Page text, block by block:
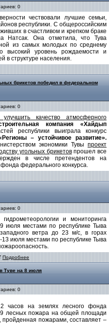
0
чествовали лучшие семьи,
республики. C общероссийским
в счастливом и крепком браке
Натсак. Она отметила, что Тува
из самых молодых по среднему
высокий уровень рождаемости и
в структуре населения.
брикетов победил в федеральном
0
улучшить качество атмосферного
компания «Хайдып
республики выиграла конкурс
– устойчивое развитие».
экономики Тувы проект
угольных брикетовпрошел все
в числе претендентов на
федерального конкурса.
0
и мониторинга
июля местами по республике Тыва
ветра до 23 м/с, в горах
июля местами по республике Тыва
Подробнее
Туве на 8 июля
0
на землях лесного фонда
лесных пожара на общей площади
пожарами, составляет –